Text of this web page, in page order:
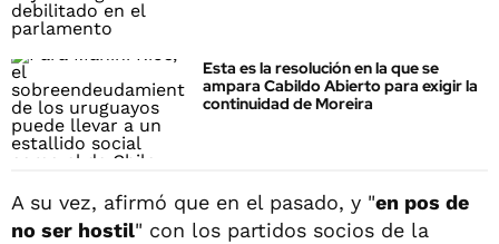
Esta es la resolución en la que se
ampara Cabildo Abierto para exigir la
continuidad de Moreira
A su vez, afirmó que en el pasado, y "en pos de
no ser hostil" con los partidos socios de la